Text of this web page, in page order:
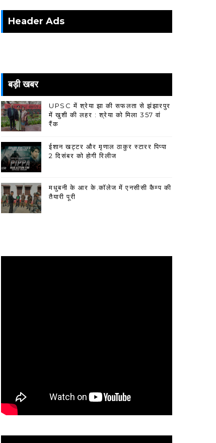
Header Ads
बड़ी खबर
UPSC में श्रेया झा की सफलता से झंझारपुर
में खुशी की लहर : श्रेया को मिला 357 वां
रैंक
ईशान खट्टर और मृणाल ठाकुर स्टारर पिप्पा
2 दिसंबर को होगी रिलीज
मधुबनी के आर के.कॉलेज में एनसीसी कैम्प की
तैयारी पूरी